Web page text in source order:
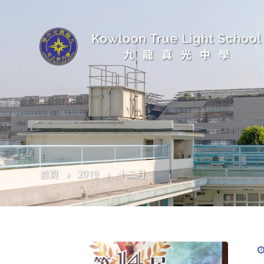
首頁 2019 十二月